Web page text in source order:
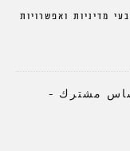
מדיניות ואפשרויות
أساس مشترك –